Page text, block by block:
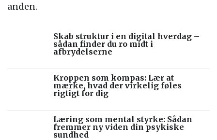
anden.
Skab struktur i en digital hverdag –
sådan finder du ro midt i
afbrydelserne
Kroppen som kompas: Lær at
mærke, hvad der virkelig føles
rigtigt for dig
Læring som mental styrke: Sådan
fremmer ny viden din psykiske
sundhed